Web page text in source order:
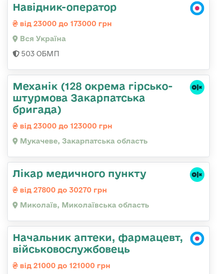
Навідник-оператор
від 23000 до 173000 грн
Вся Україна
503 ОБМП
Механік (128 окрема гірсько-
штурмова Закарпатська
бригада)
від 23000 до 123000 грн
Мукачеве, Закарпатська область
Лікар медичного пункту
від 27800 до 30270 грн
Миколаїв, Миколаївська область
Начальник аптеки, фармацевт,
військовослужбовець
від 21000 до 121000 грн